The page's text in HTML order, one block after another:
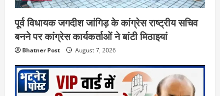
पूर्व विधायक जगदीश जांगिड़ के कांग्रेस राष्ट्रीय सचिव
बनने पर कांग्रेस कार्यकर्ताओं ने बांटी मिठाइयां
Bhatner Post August 7, 2026